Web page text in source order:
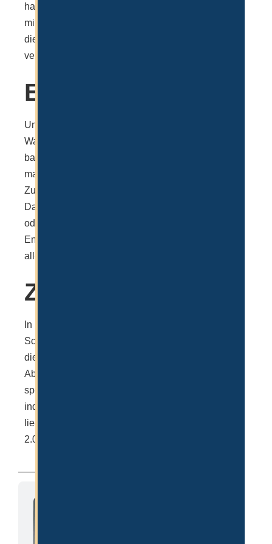
handelt es sich hier um hochwertige Privatschulen
mit internationalen Standards und Auszeichnungen,
die keinesfalls mit normalen öffentlichen Schulen
verglichen werden können.
Erfahrung
Unserer Erfahrung nach ist die Schulbildung und
Wahl der Schule immer individuell zu wählen,
basierend auf den oben genannten Kriterien sollte
man eine Entscheidung treffen, die für die eigene
Zukunft und die des Kindes am besten geeignet ist.
Das Ranking der KHDA sollte nicht ausschließlich
oder strikt betrachtet werden. Es kann in die
Entscheidung miteinfliessen, sollte aber kein
alleiniger Faktor sein.
Zusammenfassung
In Dubai gibt es hervorragende Internationale
Schulen, darunter auch (rein) deutschsprachige. All
diese Schulen bieten international anerkannte
Abschlüsse und sind auf verschiedene Gebiete
spezialisiert. Die Auswahl muss letztendlich
individuell getroffen werden und auch die Kosten
liegen für gute Schulen in Dubai zwischen 1.000-
2.000€ pro Monat.